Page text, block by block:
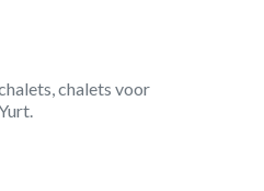
chalets voor